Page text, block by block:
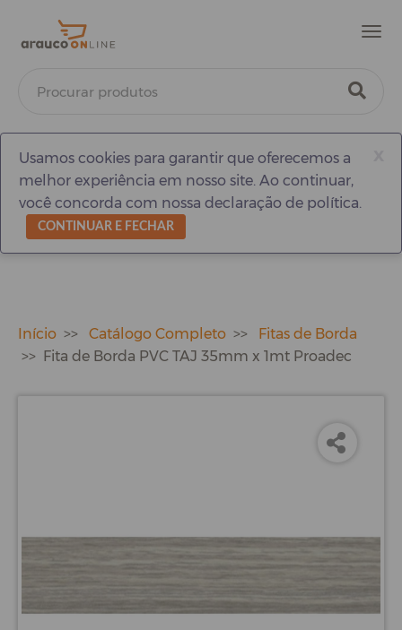
Usamos cookies para garantir que oferecemos a
melhor experiência em nosso site. Ao continuar,
você concorda com nossa declaração de política.
CONTINUAR E FECHAR
Início Catálogo Completo
Fitas de Borda
Fita de Borda PVC TAJ 35mm x 1mt Proadec